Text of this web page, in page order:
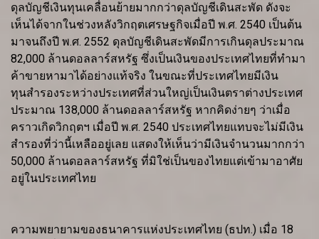
ดุลบัญชีเงินทุนเคลื่อนย้ายมากกว่าดุลบัญชีเดินสะพัด ดังจะ
เห็นได้จากในช่วงหลังวิกฤตเศรษฐกิจเมื่อปี พ.ศ. 2540 เป็นต้น
มาจนถึงปี พ.ศ. 2552 ดุลบัญชีเดินสะพัดมีการเกินดุลประมาณ
82,000 ล้านดอลลาร์สหรัฐ ซึ่งเป็นเงินของประเทศไทยที่ทำมา
ค้าขายหามาได้อย่างแท้จริง ในขณะที่ประเทศไทยมีเงิน
ทุนสำรองระหว่างประเทศที่ส่วนใหญ่เป็นเงินตราต่างประเทศ
ประมาณ 138,000 ล้านดอลลาร์สหรัฐ หากคิดง่ายๆ ว่าเมื่อ
คราวเกิดวิกฤตฯ เมื่อปี พ.ศ. 2540 ประเทศไทยแทบจะไม่มีเงิน
สำรองที่ว่านี้เหลืออยู่เลย แสดงให้เห็นว่ามีเงินจำนวนมากกว่า
50,000 ล้านดอลลาร์สหรัฐ ที่มิใช่เป็นของไทยแต่เข้ามาอาศัย
อยู่ในประเทศไทย
ความพยายามของธนาคารแห่งประเทศไทย (ธปท.) เมื่อ 18